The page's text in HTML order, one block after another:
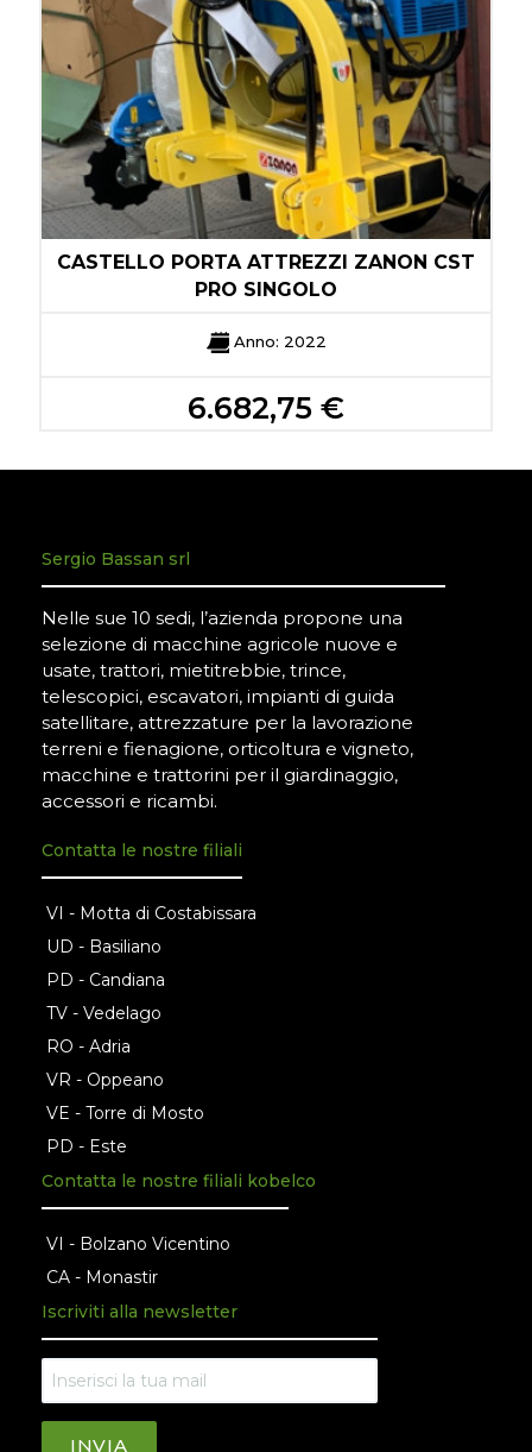
CASTELLO PORTA ATTREZZI ZANON CST
PRO SINGOLO
Anno: 2022
6.682,75 €
Sergio Bassan srl
Nelle sue 10 sedi, l’azienda propone una
selezione di macchine agricole nuove e
usate, trattori, mietitrebbie, trince,
telescopici, escavatori, impianti di guida
satellitare, attrezzature per la lavorazione
terreni e fienagione, orticoltura e vigneto,
macchine e trattorini per il giardinaggio,
accessori e ricambi.
Contatta le nostre filiali
VI - Motta di Costabissara
UD - Basiliano
PD - Candiana
TV - Vedelago
RO - Adria
VR - Oppeano
VE - Torre di Mosto
PD - Este
Contatta le nostre filiali kobelco
VI - Bolzano Vicentino
CA - Monastir
Iscriviti alla newsletter
INVIA